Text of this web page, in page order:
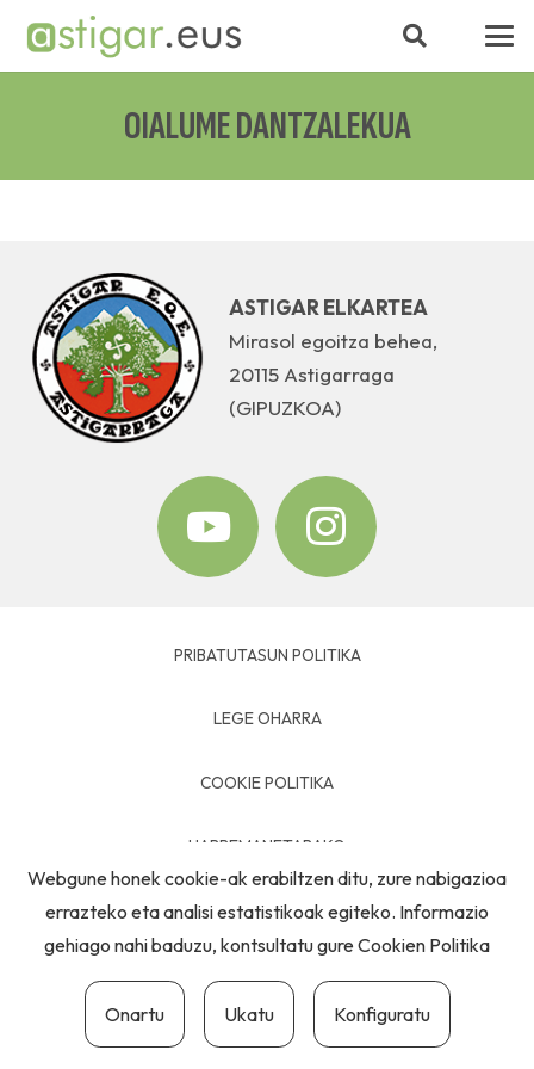
OIALUME DANTZALEKUA
ASTIGAR ELKARTEA
Mirasol egoitza behea,
20115 Astigarraga
(GIPUZKOA)
PRIBATUTASUN POLITIKA
LEGE OHARRA
COOKIE POLITIKA
HARREMANETARAKO
Webgune honek cookie-ak erabiltzen ditu, zure nabigazioa
errazteko eta analisi estatistikoak egiteko. Informazio
gehiago nahi baduzu, kontsultatu gureCookien Politika
Onartu Ukatu Konfiguratu